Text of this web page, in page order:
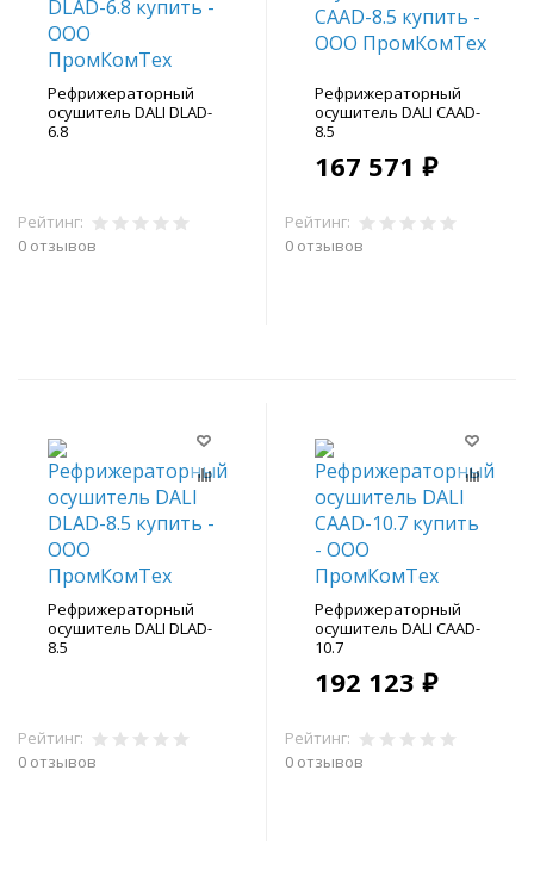
Рефрижераторный
осушитель DALI DLAD-
6.8
Рейтинг:
0 отзывов
Рефрижераторный
осушитель DALI CAAD-
8.5
167 571 ₽
Рейтинг:
0 отзывов
Рефрижераторный
осушитель DALI DLAD-
8.5
Рейтинг:
0 отзывов
Рефрижераторный
осушитель DALI CAAD-
10.7
192 123 ₽
Рейтинг:
0 отзывов